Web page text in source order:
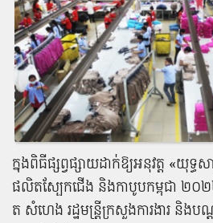
ក្នុង​ពិធី​ផ្សព្វផ្សាយដាក់ឱ្យ​អនុវត្ត​ «យុទ្ធ
ផលិត​ស្បែកជើង និង​កាបូប​កម្ពុជា ២
ត សំ​ហេង រដ្ឋមន្ត្រីក្រសួង​ការងារ​ និង​បណ្